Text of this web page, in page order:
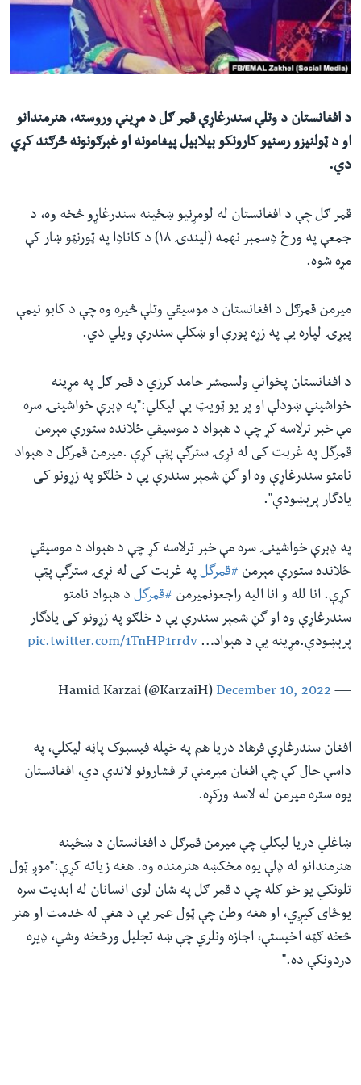
شئ
لټون
ځای
شئ
له مونږ سره په تماس کې پاتې شئ
ژبې
د افغانستان د وتلې سندرغاړې قمر ګل د مړینې وروسته، هنرمندانو
او د ټولنیزو رسنیو کارونکو بیلابیل پیغامونه او غبرګونونه څرګند کړي
دي.
قمر ګل چې د افغانستان له لومړنیو ښځینه سندرغاړو څخه وه، د
جمعې په ورځ ډسمبر نهمه (لیندۍ ۱۸) د کاناډا په ټورنټو ښار کې
مړه شوه.
میرمن قمرګل د افغانستان د موسیقي وتلې څیره وه چې د کابو نیمې
پیړۍ لپاره یې په زړه پورې او ښکلې سندرې ویلي دي.
د افغانستان پخواني ولسمشر حامد کرزي د قمر ګل په مړینه
خواشیني ښودلې او پر یو ټویټ یې لیکلي:"په ډېرې خواشینۍ سره
مې خبر ترلاسه کړ چې د هېواد د موسیقي ځلانده ستورې مېرمن
قمرگل په غربت کی له نړۍ سترگې پټې کړې .میرمن قمرگل د هېواد
نامتو سندرغاړې وه او گڼ شمېر سندرې یې د خلګو په زړونو کی
یادگار پرېښودې."
په ډېرې خواشینۍ سره مې خبر ترلاسه کړ چې د هېواد د موسیقي
ځلانده ستورې مېرمن #قمرگلپه غربت کی له نړۍ سترگې پټې
کړې. انا لله و انا الیه راجعونمیرمن #قمرگل د هېواد نامتو
سندرغاړې وه او گڼ شمېر سندرې یې د خلګو په زړونو کی یادگار
پرېښودې.مړینه یې د هېواد… pic.twitter.com/1TnHP1rrdv
— Hamid Karzai (@KarzaiH)
December 10, 2022
افغان سندرغاړي فرهاد دریا هم په خپله فیسبوک پاڼه لیکلي، په
داسې حال کې چې افغان میرمنې تر فشارونو لاندې دي، افغانستان
یوه ستره میرمن له لاسه ورکړه.
ښاغلي دریا لیکلي چې میرمن قمرګل د افغانستان د ښځینه
هنرمندانو له ډلې یوه مخکښه هنرمنده وه. هغه زیاته کړې:"موږ ټول
تلونکي یو خو کله چې د قمر ګل په شان لوی انسانان له ابدیت سره
یوځای کیږي، او هغه وطن چې ټول عمر یې د هغې له خدمت او هنر
څخه ګټه اخیستې، اجازه ونلري چې ښه تجلیل ورڅخه وشي، ډیره
دردونکې ده."